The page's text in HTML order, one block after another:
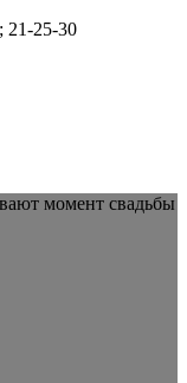
21-25-30